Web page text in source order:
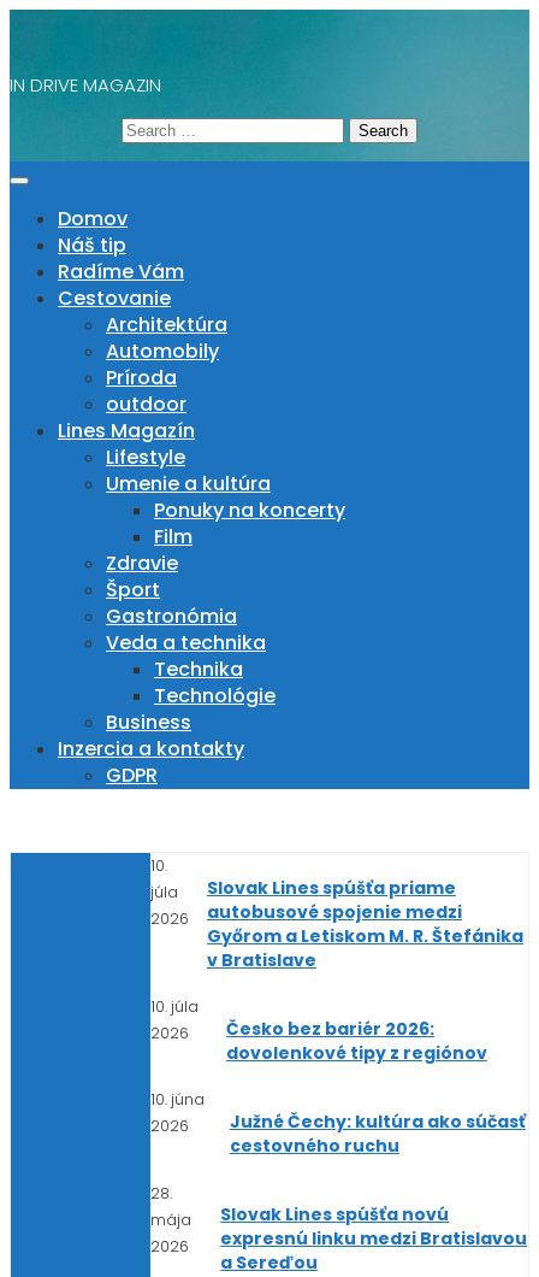
content
IN DRIVE MAGAZIN
Search
Domov
Náš tip
Radíme Vám
Cestovanie
Architektúra
Automobily
Príroda
outdoor
Lines Magazín
Lifestyle
Umenie a kultúra
Ponuky na koncerty
Film
Zdravie
Šport
Gastronómia
Veda a technika
Technika
Technológie
Business
Inzercia a kontakty
GDPR
10.
júla
2026
Slovak Lines spúšťa priame
autobusové spojenie medzi
Győrom a Letiskom M. R. Štefánika
v Bratislave
10. júla
2026
Česko bez bariér 2026:
dovolenkové tipy z regiónov
10. júna
2026
Južné Čechy: kultúra ako súčasť
cestovného ruchu
28.
mája
2026
Slovak Lines spúšťa novú
expresnú linku medzi Bratislavou
a Sereďou